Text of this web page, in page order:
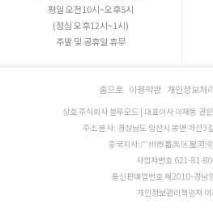
평일 오전10시~오후5시
(점심 오후12시~1시)
주말 및 공휴일 휴무
홈으로 이용약관 개인정보처
상호 주식회사 블루모드 | 대표이사 이재동
주소 본사: 경상남도 양산시 동면 가산3
중국지사:广州市番禺区星河
사업자번호 621-81-
통신판매업번호 제2010-경남
개인정보관리책임자